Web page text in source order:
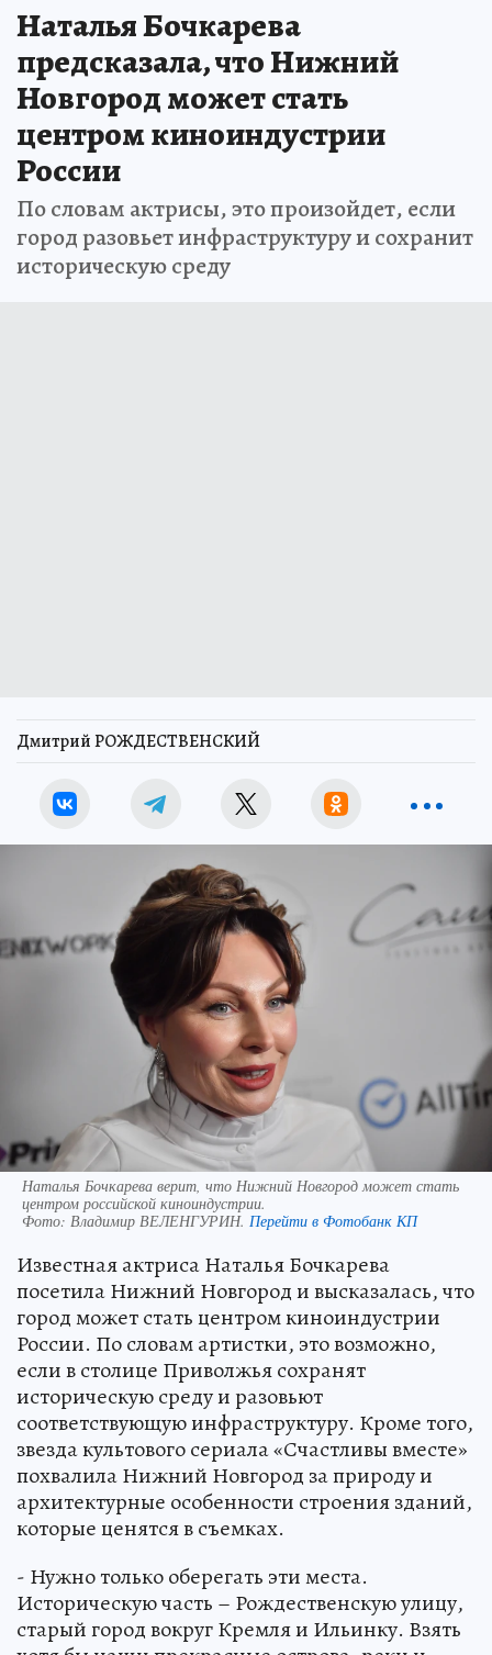
Наталья Бочкарева
предсказала, что Нижний
Новгород может стать
центром киноиндустрии
России
По словам актрисы, это произойдет, если
город разовьет инфраструктуру и сохранит
историческую среду
Дмитрий РОЖДЕСТВЕНСКИЙ
Наталья Бочкарева верит, что Нижний Новгород может стать
центром российской киноиндустрии.
Фото: Владимир ВЕЛЕНГУРИН. Перейти в Фотобанк КП
Известная актриса Наталья Бочкарева
посетила Нижний Новгород и высказалась, что
город может стать центром киноиндустрии
России. По словам артистки, это возможно,
если в столице Приволжья сохранят
историческую среду и разовьют
соответствующую инфраструктуру. Кроме того,
звезда культового сериала «Счастливы вместе»
похвалила Нижний Новгород за природу и
архитектурные особенности строения зданий,
которые ценятся в съемках.
- Нужно только оберегать эти места.
Историческую часть – Рождественскую улицу,
старый город вокруг Кремля и Ильинку. Взять